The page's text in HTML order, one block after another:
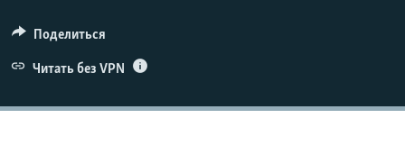
Поделиться
Читать без VPN